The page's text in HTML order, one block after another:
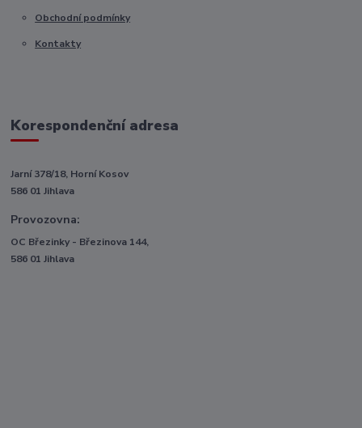
Obchodní podmínky
Kontakty
Korespondenční adresa
Jarní 378/18, Horní Kosov
586 01 Jihlava
Provozovna:
OC Březinky - Březinova 144,
586 01 Jihlava